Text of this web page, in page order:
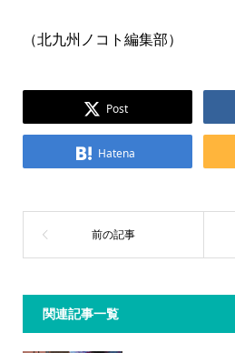
（北九州ノコト編集部）
Post
Hatena
関連記事一覧